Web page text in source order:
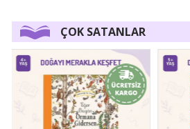
ÇOK SATANLAR